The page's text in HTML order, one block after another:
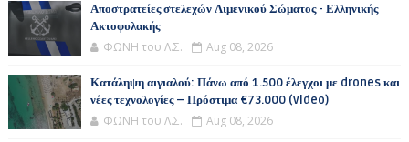
Αποστρατείες στελεχών Λιμενικού Σώματος - Ελληνικής
Ακτοφυλακής
ΦΩΝΗ του Λ.Σ. Aug 08, 2026
Κατάληψη αιγιαλού: Πάνω από 1.500 έλεγχοι με drones και
νέες τεχνολογίες – Πρόστιμα €73.000 (video)
ΦΩΝΗ του Λ.Σ. Aug 08, 2026